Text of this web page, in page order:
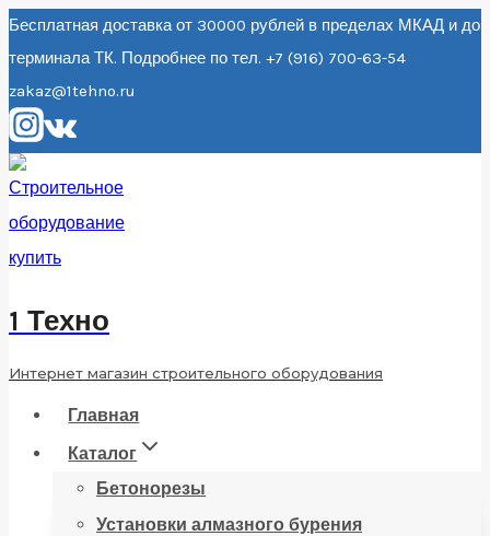
Перейти
к
содержанию
Бесплатная доставка от 30000 рублей в пределах МКАД и до
терминала ТК. Подробнее по тел. +7 (916) 700-63-54
zakaz@1tehno.ru
1 Техно
Интернет магазин строительного оборудования
Главная
Каталог
Бетонорезы
Установки алмазного бурения